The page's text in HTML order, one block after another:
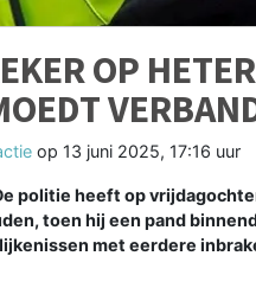
OP
op 13 juni 2025, 17:16 uur
politie heeft op
toen hij een pand
met eerdere